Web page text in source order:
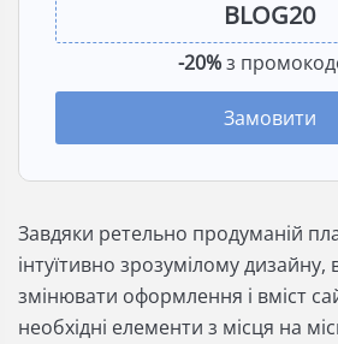
-20%з
Замовити
Завдяки ретельно продуманій
інтуїтивно зрозумілому
змінювати оформлення і вміст
необхідні елементи з місця на